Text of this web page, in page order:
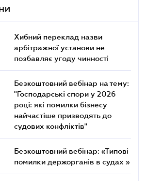
Хибний переклад назви
арбітражної установи не
позбавляє угоду чинності
Безкоштовний вебінар на тему:
"Господарські спори у 2026
році: які помилки бізнесу
найчастіше призводять до
судових конфліктів"
Безкоштовний вебінар: «Типові
помилки держорганів в судах »